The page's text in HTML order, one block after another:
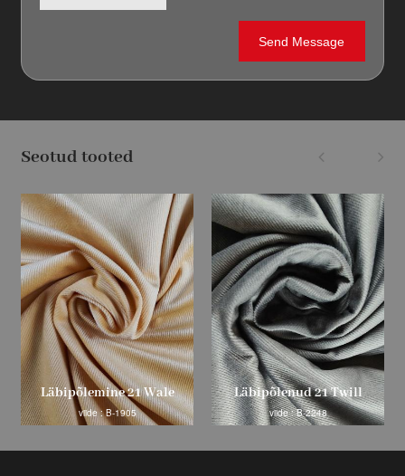
Seotud tooted
Läbipõlemine 21 Wale
viide : B-1905
Läbipõlenud 21 Twill
viide : B-2248